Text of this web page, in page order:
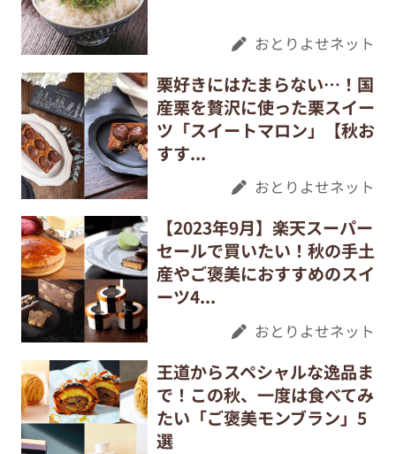
おとりよせネット
栗好きにはたまらない…！国
産栗を贅沢に使った栗スイー
ツ「スイートマロン」【秋お
すす...
おとりよせネット
【2023年9月】楽天スーパー
セールで買いたい！秋の手土
産やご褒美におすすめのスイ
ーツ4...
おとりよせネット
王道からスペシャルな逸品ま
で！この秋、一度は食べてみ
たい「ご褒美モンブラン」5
選